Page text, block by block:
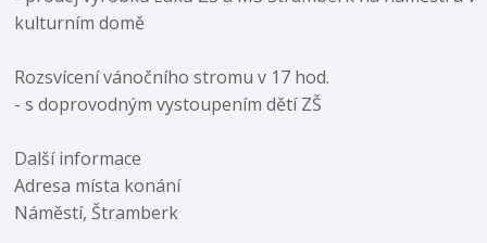
kulturním domě
Rozsvícení vánočního stromu v 17 hod.
- s doprovodným vystoupením dětí ZŠ
Další informace
Adresa místa konání
Náměstí, Štramberk